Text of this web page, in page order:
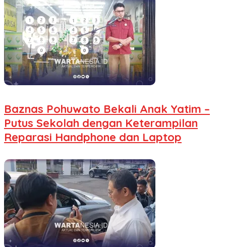
Baznas Pohuwato Bekali Anak Yatim –
Putus Sekolah dengan Keterampilan
Reparasi Handphone dan Laptop